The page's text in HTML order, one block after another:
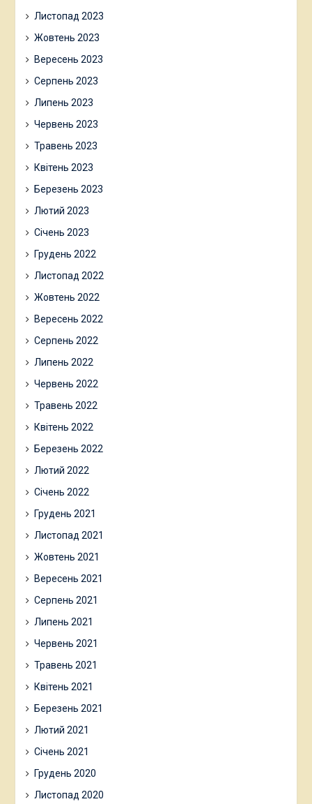
Листопад 2023
Жовтень 2023
Вересень 2023
Серпень 2023
Липень 2023
Червень 2023
Травень 2023
Квітень 2023
Березень 2023
Лютий 2023
Січень 2023
Грудень 2022
Листопад 2022
Жовтень 2022
Вересень 2022
Серпень 2022
Липень 2022
Червень 2022
Травень 2022
Квітень 2022
Березень 2022
Лютий 2022
Січень 2022
Грудень 2021
Листопад 2021
Жовтень 2021
Вересень 2021
Серпень 2021
Липень 2021
Червень 2021
Травень 2021
Квітень 2021
Березень 2021
Лютий 2021
Січень 2021
Грудень 2020
Листопад 2020